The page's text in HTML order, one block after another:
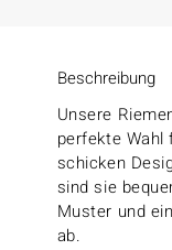
Beschreibung
Unsere
perfekte
schicken
sind sie
Muster und
ab.